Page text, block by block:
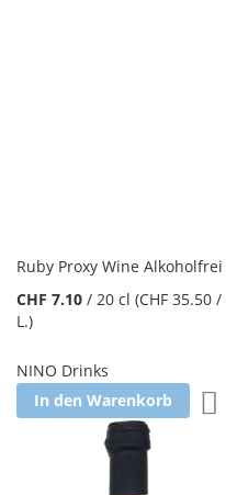
Ruby Proxy Wine Alkoholfrei
CHF 7.10 / 20 cl (CHF 35.50 /
L.)
NINO Drinks
In den Warenkorb